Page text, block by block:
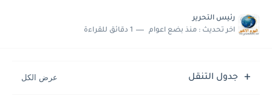
رئيس التحرير
اخر تحديث : منذ بضع اعوام 1 دقائق للقراءة
جدول التنقل